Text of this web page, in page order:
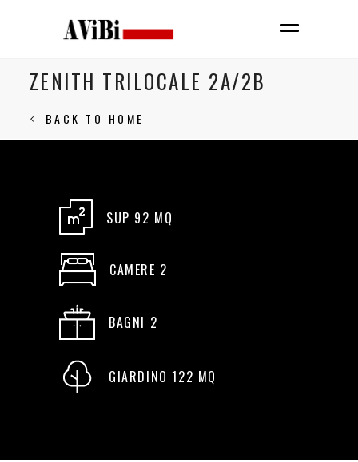
ZENITH TRILOCALE 2A/2B
BACK TO HOME
SUP 92 MQ
CAMERE 2
BAGNI 2
GIARDINO 122 MQ